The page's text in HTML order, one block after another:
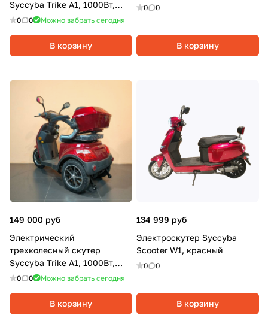
Syccyba Trike A1, 1000Вт,
20Ач, Синий
0 0 Можно забрать сегодня
В корзину
0 0
В корзину
149 000 руб
Электрический
трехколесный скутер
Syccyba Trike A1, 1000Вт,
20Ач, Красный
0 0 Можно забрать сегодня
В корзину
134 999 руб
Электроскутер Syccyba
Scooter W1, красный
0 0
В корзину